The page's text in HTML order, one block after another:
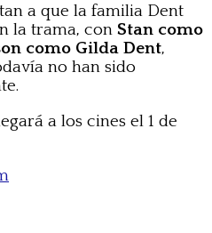
a que la familia Dent
la trama, con Stan como
como Gilda Dent,
no han sido
a los cines el 1 de